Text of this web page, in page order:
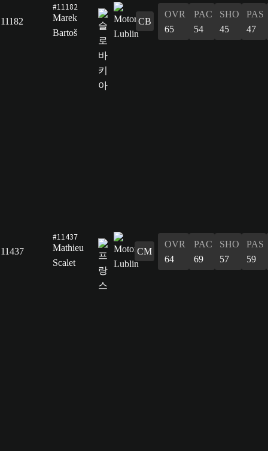
11182
#11182
Marek
Bartoš
CB
OVR
65
PAC
54
SHO
45
PAS
47
11437
#11437
Mathieu
Scalet
CM
OVR
64
PAC
69
SHO
57
PAS
59